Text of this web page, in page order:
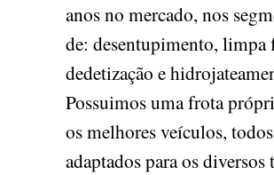
anos no mercado, nos
de: desentupimento, limpa
dedetização e
Possuimos uma frota
os melhores veículos,
adaptados para os diversos